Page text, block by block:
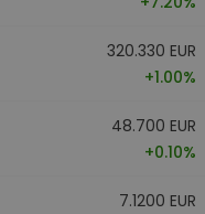
320.330 EUR
+1.00%
48.700 EUR
+0.10%
7.1200 EUR